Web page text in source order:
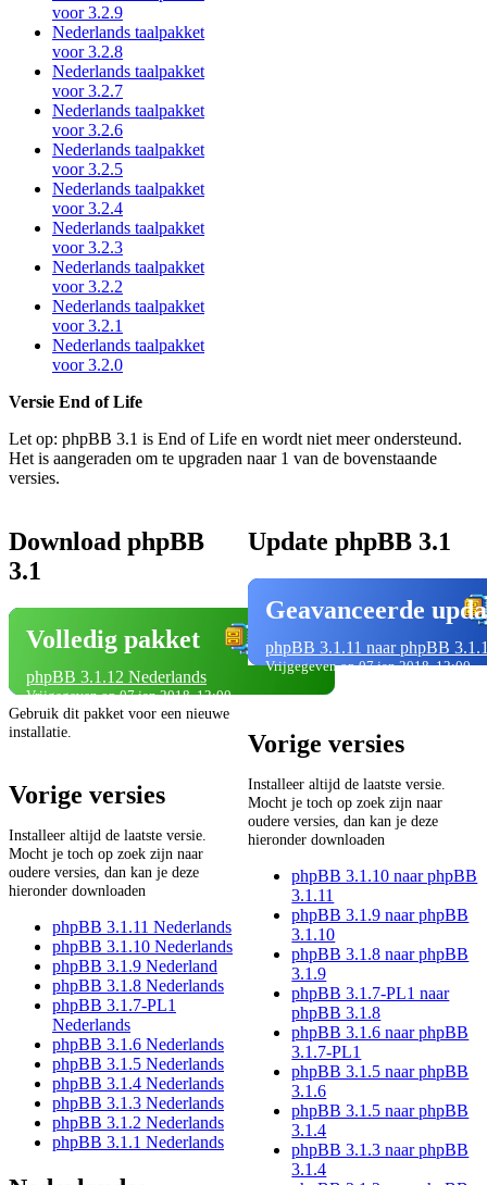
voor 3.2.9
Nederlands taalpakket
voor 3.2.8
Nederlands taalpakket
voor 3.2.7
Nederlands taalpakket
voor 3.2.6
Nederlands taalpakket
voor 3.2.5
Nederlands taalpakket
voor 3.2.4
Nederlands taalpakket
voor 3.2.3
Nederlands taalpakket
voor 3.2.2
Nederlands taalpakket
voor 3.2.1
Nederlands taalpakket
voor 3.2.0
Versie End of Life
Let op: phpBB 3.1 is End of Life en wordt niet meer ondersteund.
Het is aangeraden om te upgraden naar 1 van de bovenstaande
versies.
Download phpBB
3.1
Volledig pakket
phpBB 3.1.12 Nederlands
Vrijgegeven op 07 jan 2018, 12:00
Gebruik dit pakket voor een nieuwe
installatie.
Vorige versies
Installeer altijd de laatste versie.
Mocht je toch op zoek zijn naar
oudere versies, dan kan je deze
hieronder downloaden
phpBB 3.1.11 Nederlands
phpBB 3.1.10 Nederlands
phpBB 3.1.9 Nederland
phpBB 3.1.8 Nederlands
phpBB 3.1.7-PL1
Nederlands
phpBB 3.1.6 Nederlands
phpBB 3.1.5 Nederlands
phpBB 3.1.4 Nederlands
phpBB 3.1.3 Nederlands
phpBB 3.1.2 Nederlands
phpBB 3.1.1 Nederlands
Update phpBB 3.1
Geavanceerde
phpBB 3.1.11 naar phpBB
Vrijgegeven op 07 jan 2018, 12:00
Vorige versies
Installeer altijd de laatste versie.
Mocht je toch op zoek zijn naar
oudere versies, dan kan je deze
hieronder downloaden
phpBB 3.1.10 naar phpBB
3.1.11
phpBB 3.1.9 naar phpBB
3.1.10
phpBB 3.1.8 naar phpBB
3.1.9
phpBB 3.1.7-PL1 naar
phpBB 3.1.8
phpBB 3.1.6 naar phpBB
3.1.7-PL1
phpBB 3.1.5 naar phpBB
3.1.6
phpBB 3.1.5 naar phpBB
3.1.4
phpBB 3.1.3 naar phpBB
3.1.4